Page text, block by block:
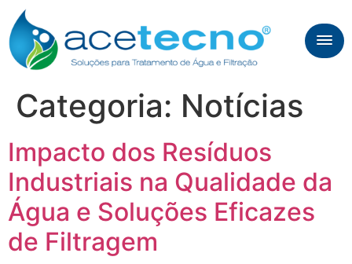
Categoria: Notícias
Impacto dos Resíduos
Industriais na Qualidade da
Água e Soluções Eficazes
de Filtragem